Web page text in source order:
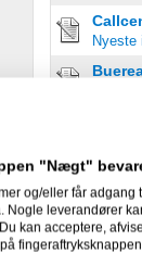
Nyeste
Sælge
Nyeste
"Nægt"
og/eller får
Nogle leverandører
kan acceptere,